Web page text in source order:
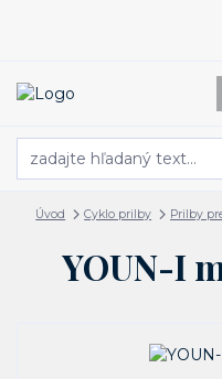
Úvod Cyklo prilby Prilby
YOUN-I